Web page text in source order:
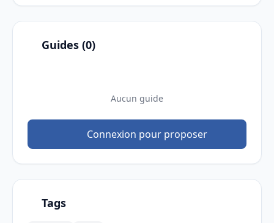
Guides (0)
Aucun guide
Connexion pour proposer
Tags